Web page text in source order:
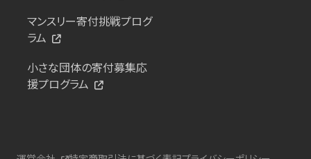
マンスリー寄付挑戦プログ
ラム
小さな団体の寄付募集応
援プログラム